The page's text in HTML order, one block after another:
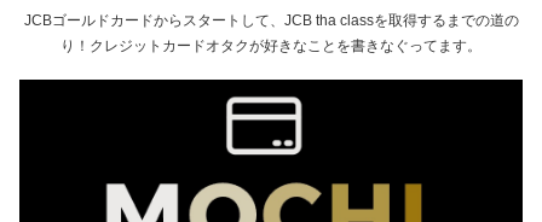
JCBゴールドカードからスタートして、JCB tha classを取得するまでの道の
り！クレジットカードオタクが好きなことを書きなぐってます。